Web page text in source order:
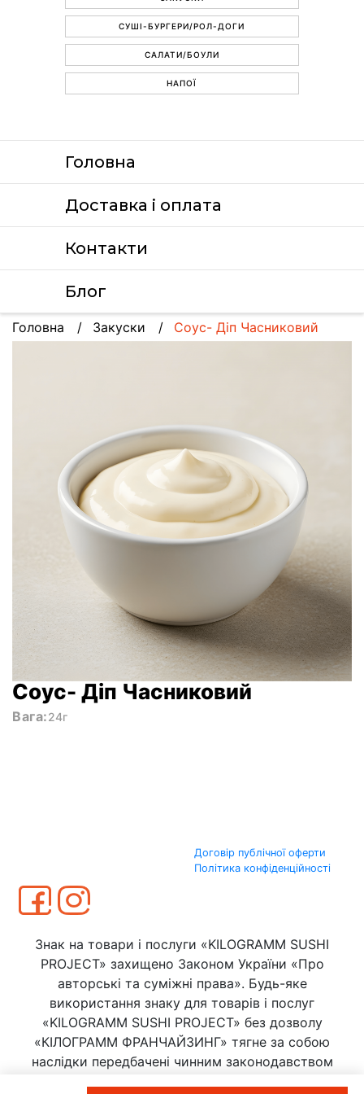
СУШІ-БУРГЕРИ/РОЛ-ДОГИ
САЛАТИ/БОУЛИ
НАПОЇ
Головна
Доставка i оплата
Контакти
Блог
Головна Закуски Соус- Діп Часниковий
Соус- Діп Часниковий
Вага:24г
Договір публічної оферти
Політика конфіденційності
Знак на товари і послуги «KILOGRAMM SUSHI
PROJECT» захищено Законом України «Про
авторські та суміжні права». Будь-яке
використання знаку для товарів і послуг
«KILOGRAMM SUSHI PROJECT» без дозволу
«КІЛОГРАММ ФРАНЧАЙЗИНГ» тягне за собою
наслідки передбачені чинним законодавством